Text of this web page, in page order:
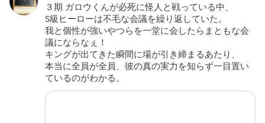
３期 ガロウくんが必死に怪人と戦っている中、
S級ヒーローは不毛な会議を繰り返していた。
我と個性が強いやつらを一堂に会したらまともな会
議にならなぇ！
キングが出てきた瞬間に場が引き締まるあたり、
本当に全員が全員、彼の真の実力を知らず一目置い
ているのがわかる。